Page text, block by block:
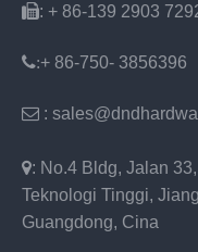
: + 86-139 2903
:+ 86-750- 3856396
 :
: No.4 Bldg, Jalan
Teknologi Tinggi,
Guangdong, Cina